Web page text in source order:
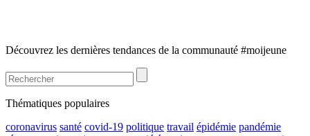
Découvrez les dernières tendances de la communauté #moijeune
Thématiques populaires
coronavirus santé covid-19 politique travail épidémie pandémie